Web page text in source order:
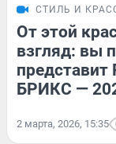
СТИЛЬ И
От этой
взгляд: вы
представит
БРИКС —
2 марта, 2026, 15:35